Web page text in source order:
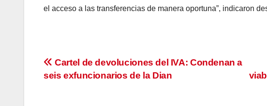
el acceso a las transferencias de manera oportuna”, indicaron
Navegación
Cartel de devoluciones del IVA: Condenan a
seis exfuncionarios de la Dian